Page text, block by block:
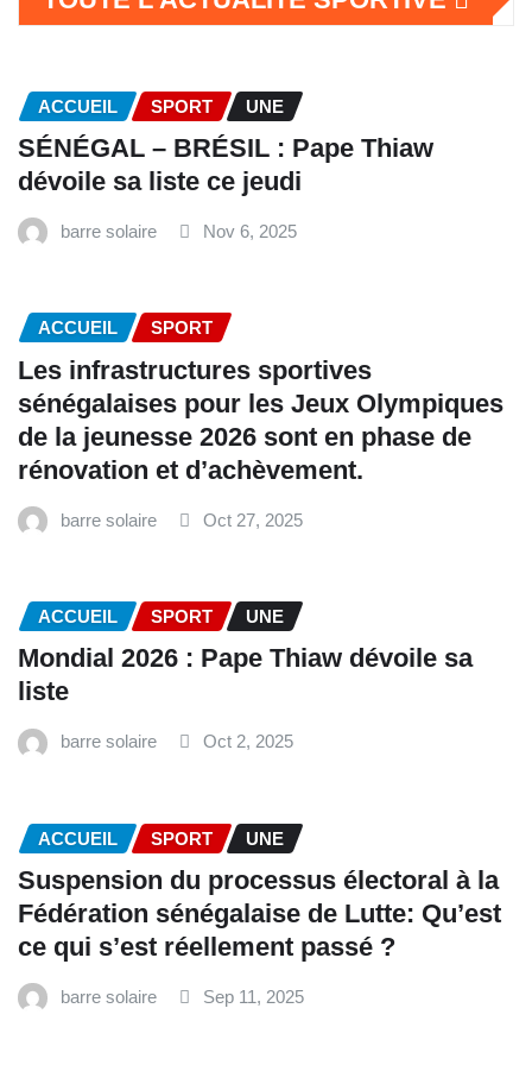
ACCUEIL SPORT UNE
SÉNÉGAL – BRÉSIL : Pape Thiaw
dévoile sa liste ce jeudi
barre solaire Nov 6, 2025
ACCUEIL SPORT
Les infrastructures sportives
sénégalaises pour les Jeux Olympiques
de la jeunesse 2026 sont en phase de
rénovation et d’achèvement.
barre solaire Oct 27, 2025
ACCUEIL SPORT UNE
Mondial 2026 : Pape Thiaw dévoile sa
liste
barre solaire Oct 2, 2025
ACCUEIL SPORT UNE
‎Suspension du processus électoral à la
Fédération sénégalaise de Lutte: Qu’est
ce qui s’est réellement passé ? ‎‎
barre solaire Sep 11, 2025